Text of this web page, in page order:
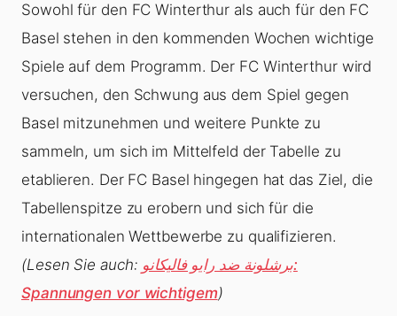
Sowohl für den FC Winterthur als auch für den FC
Basel stehen in den kommenden Wochen wichtige
Spiele auf dem Programm. Der FC Winterthur wird
versuchen, den Schwung aus dem Spiel gegen
Basel mitzunehmen und weitere Punkte zu
sammeln, um sich im Mittelfeld der Tabelle zu
etablieren. Der FC Basel hingegen hat das Ziel, die
Tabellenspitze zu erobern und sich für die
internationalen Wettbewerbe zu qualifizieren.
(Lesen Sie auch: برشلونة ضد رايو فاليكانو:
Spannungen vor wichtigem)